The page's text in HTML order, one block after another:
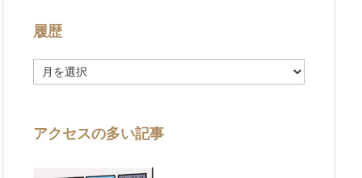
履歴
歴
アクセスの多い記事